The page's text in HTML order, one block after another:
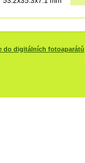
do digitálních fotoaparátů